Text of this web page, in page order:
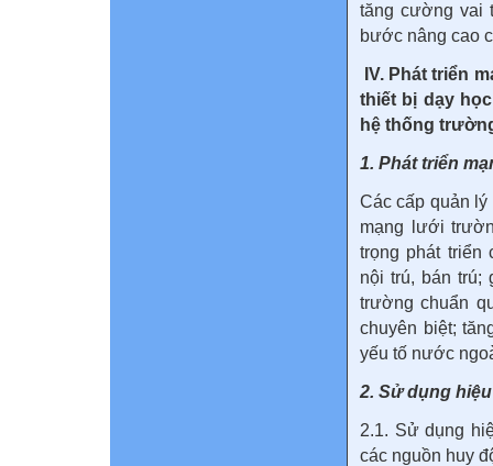
tăng cường vai
bước nâng cao
IV. Phát triển
thiết bị dạy
hệ thống
1. Phát triển
Các cấp quản
mạng lưới
trọng phát triển
nội trú, bán trú;
trường chuẩn
chuyên biệt;
yếu tố nước
2. Sử dụng
2.1. Sử dụng
các nguồn huy